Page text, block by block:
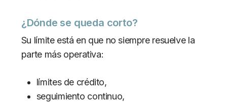
¿Dónde se queda corto?
Su límite está en que no siempre resuelve la
parte más operativa:
límites de crédito,
seguimiento continuo,